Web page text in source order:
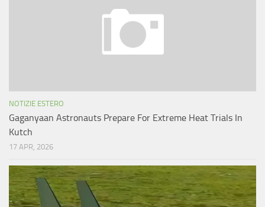
NOTIZIE ESTERO
Gaganyaan Astronauts Prepare For Extreme Heat Trials In
Kutch
17 APR, 2026